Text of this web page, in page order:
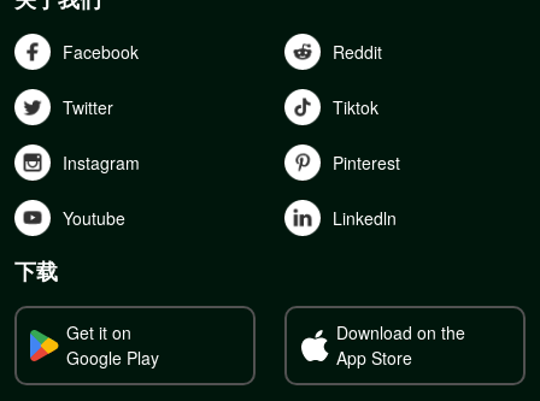
Facebook Reddit
Twitter Tiktok
Instagram Pinterest
Youtube Linkedln
下载
Get it on
Google Play
Download on the
App Store